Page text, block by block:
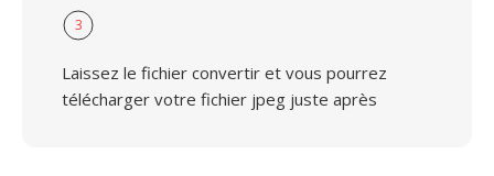
3
Laissez le fichier convertir et vous pourrez
télécharger votre fichier jpeg juste après